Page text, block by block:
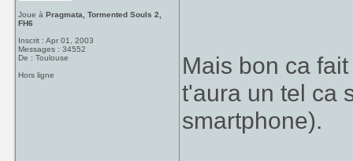
Joue àPragmata, Tormented Souls 2,
FH6
Inscrit : Apr 01, 2003
Messages : 34552
De : Toulouse
Hors ligne
Mais bon ca
t'aura un tel ca
smartphone).